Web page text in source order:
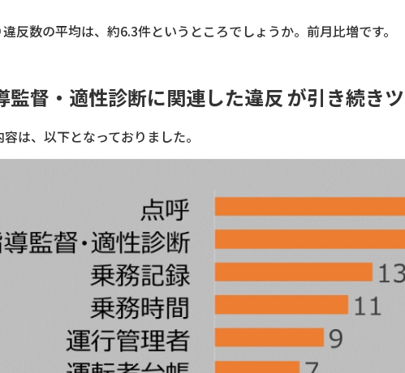
反数の平均は、約6.3件というところでしょうか。前月比増です。
監督・適性診断に関連した違反 が引き続きツ
は、以下となっておりました。